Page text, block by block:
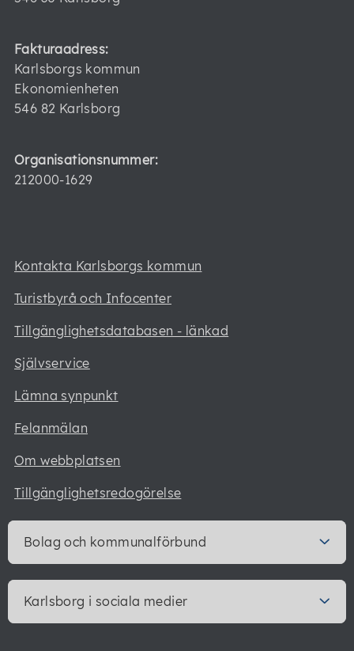
Fakturaadress:
Karlsborgs kommun
Ekonomienheten
546 82 Karlsborg
Organisationsnummer:
212000-1629
Kontakta Karlsborgs kommun
Turistbyrå och Infocenter
Tillgänglighetsdatabasen - länkad
Självservice
Lämna synpunkt
Felanmälan
Om webbplatsen
Tillgänglighetsredogörelse
Bolag och kommunalförbund
Karlsborg i sociala medier